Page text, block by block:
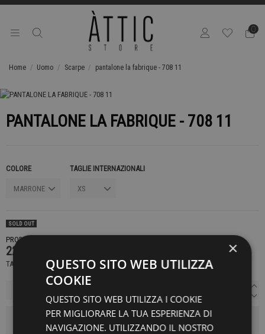
0
Home Uomo Scarpe pantalone la fabrique - 708 11
PANTALONE LA FABRIQUE - 708 11
COLORE TAGLIE INTERNAZIONALI
SOLD OUT
PRODOTTO NON DISPONIBILE CONTATTACI PER SAPERE DI PIÙ
229,00 €
TASSE INCLUSE
AGGIUNGI AL CARRELLO
×
QUESTO SITO WEB UTILIZZA
COOKIE
QUESTO SITO WEB UTILIZZA I COOKIE
PER MIGLIORARE LA TUA ESPERIENZA DI
NAVIGAZIONE. UTILIZZANDO IL NOSTRO